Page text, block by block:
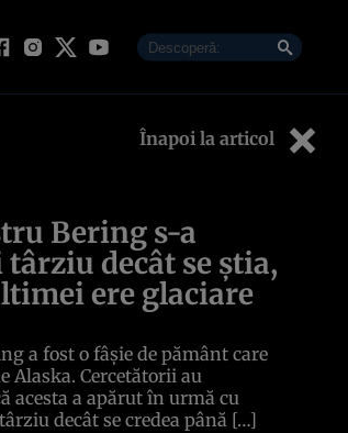
Înapoi la articol
Bering s-a
decât se știa,
ere glaciare
a fost o fâșie de pământ care
Alaska. Cercetătorii au
acesta a apărut în urmă cu
decât se credea până […]